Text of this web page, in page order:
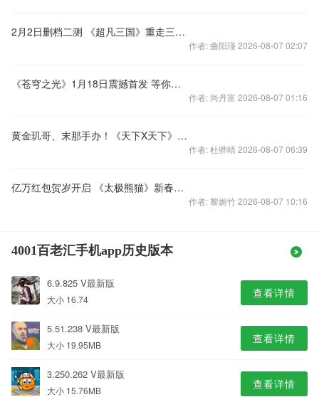
2月2日删档二测 《超凡三国》重走三国血染青史
作者: 曲阳瑾 2026-08-07 02:07
《苍穹之光》1月18日震撼首发 等你来战
作者: 尚丹富 2026-08-07 01:16
黄金玑哥、末那手办！《天下X天下》公测在即 豪气周边曝光
作者: 杜骅晴 2026-08-07 06:39
亿万红包贺岁开启 《太极熊猫》新春版今日上线
作者: 黎媚竹 2026-08-07 10:16
4001百老汇手机app历史版本
6.9.825 V最新版
大小 16.74 查看详情
5.51.238 V最新版
大小 19.95MB 查看详情
3.250.262 V最新版
大小 15.76MB 查看详情